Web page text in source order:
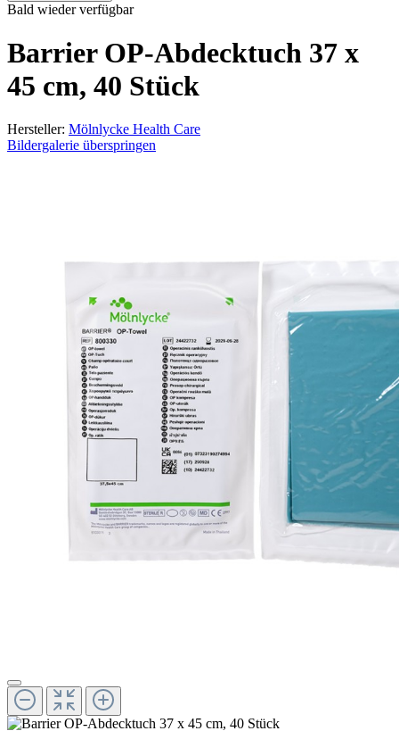
Bald wieder verfügbar
Barrier OP-Abdecktuch 37 x
45 cm, 40 Stück
Hersteller: Mölnlycke Health Care
Bildergalerie überspringen